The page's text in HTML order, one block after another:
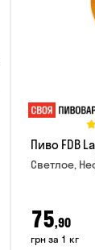
Пиво FDB
Светлое,
75,90
грн за 1 кг